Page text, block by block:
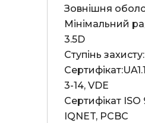
Зовнішня
Мінімальний
3.5D
Ступінь
3-14, VDE
Сертифікат ISO
IQNET, PCBC